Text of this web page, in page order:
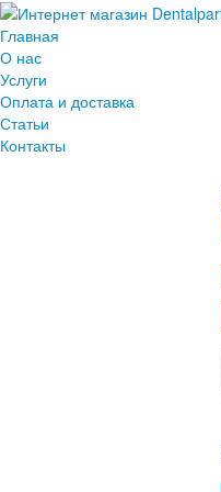
Главная
О нас
Услуги
Оплата и доставка
Статьи
Контакты